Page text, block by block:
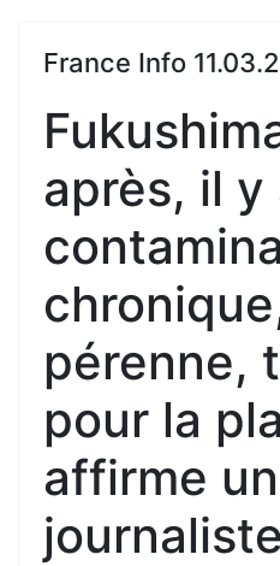
France Info
après, il y
pérenne,
pour la
affirme un
journaliste